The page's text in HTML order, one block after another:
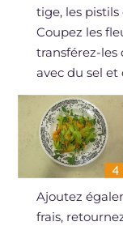
tige, les
Coupez les
transférez-les
avec du sel et
Ajoutez
frais,